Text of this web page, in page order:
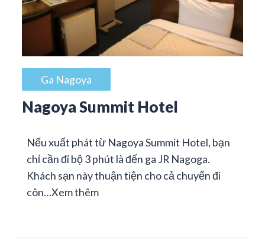
Ga Nagoya
Nagoya Summit Hotel
Nếu xuất phát từ Nagoya Summit Hotel, bạn
chỉ cần đi bộ 3 phút là đến ga JR Nagoga.
Khách sạn này thuận tiện cho cả chuyến đi
côn…Xem thêm